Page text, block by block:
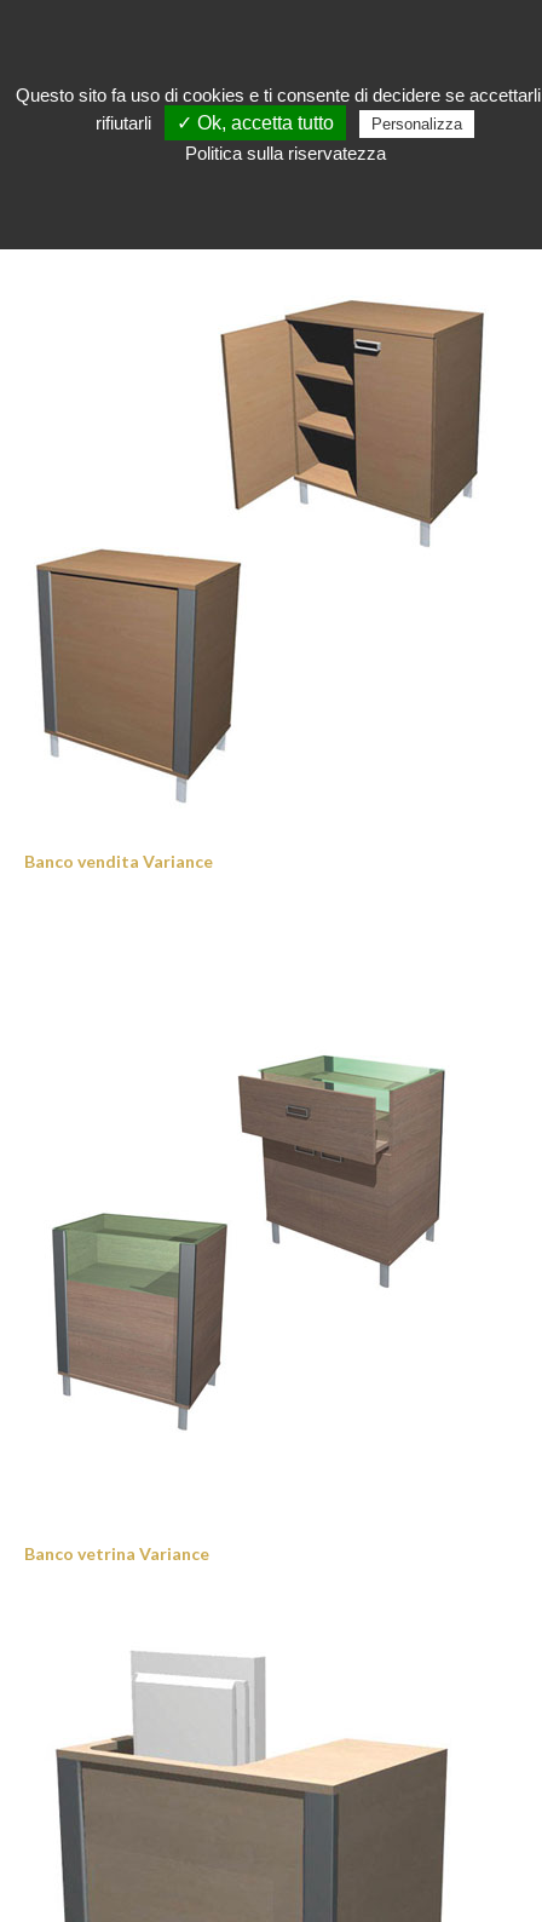
Banco vendita Variance
Banco vetrina Variance
Questo sito fa uso di cookies e ti consente di decidere se
rifiutarli
✓ Ok, accetta tutto Personalizza
Politica sulla riservatezza